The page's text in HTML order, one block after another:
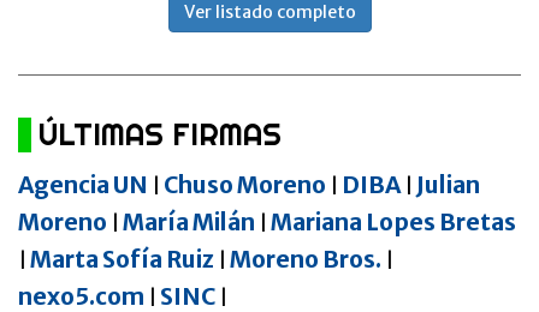
Ver listado completo
ÚLTIMAS FIRMAS
Agencia UN Chuso Moreno DIBA| Julian
Moreno María Milán Mariana Lopes Bretas
Marta Sofía Ruiz Moreno Bros.
nexo5.com SINC